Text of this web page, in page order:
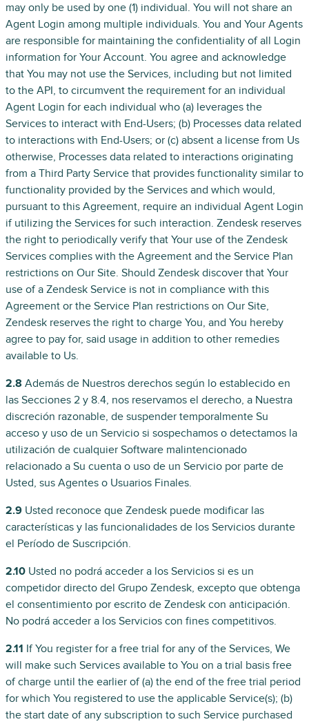
may only be used by one (1) individual. You will not share an
Agent Login among multiple individuals. You and Your Agents
are responsible for maintaining the confidentiality of all Login
information for Your Account. You agree and acknowledge
that You may not use the Services, including but not limited
to the API, to circumvent the requirement for an individual
Agent Login for each individual who (a) leverages the
Services to interact with End-Users; (b) Processes data related
to interactions with End-Users; or (c) absent a license from Us
otherwise, Processes data related to interactions originating
from a Third Party Service that provides functionality similar to
functionality provided by the Services and which would,
pursuant to this Agreement, require an individual Agent Login
if utilizing the Services for such interaction. Zendesk reserves
the right to periodically verify that Your use of the Zendesk
Services complies with the Agreement and the Service Plan
restrictions on Our Site. Should Zendesk discover that Your
use of a Zendesk Service is not in compliance with this
Agreement or the Service Plan restrictions on Our Site,
Zendesk reserves the right to charge You, and You hereby
agree to pay for, said usage in addition to other remedies
available to Us.
2.8 Además de Nuestros derechos según lo establecido en
las Secciones 2 y 8.4, nos reservamos el derecho, a Nuestra
discreción razonable, de suspender temporalmente Su
acceso y uso de un Servicio si sospechamos o detectamos la
utilización de cualquier Software malintencionado
relacionado a Su cuenta o uso de un Servicio por parte de
Usted, sus Agentes o Usuarios Finales.
2.9 Usted reconoce que Zendesk puede modificar las
características y las funcionalidades de los Servicios durante
el Período de Suscripción.
2.10 Usted no podrá acceder a los Servicios si es un
competidor directo del Grupo Zendesk, excepto que obtenga
el consentimiento por escrito de Zendesk con anticipación.
No podrá acceder a los Servicios con fines competitivos.
2.11 If You register for a free trial for any of the Services, We
will make such Services available to You on a trial basis free
of charge until the earlier of (a) the end of the free trial period
for which You registered to use the applicable Service(s); (b)
the start date of any subscription to such Service purchased